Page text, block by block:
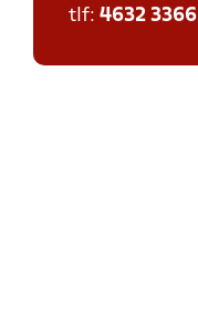
tlf: 4632 3366